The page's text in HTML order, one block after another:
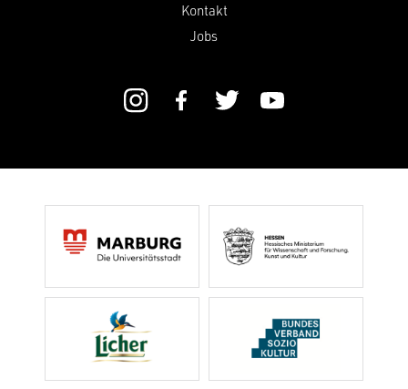
Kontakt
Jobs